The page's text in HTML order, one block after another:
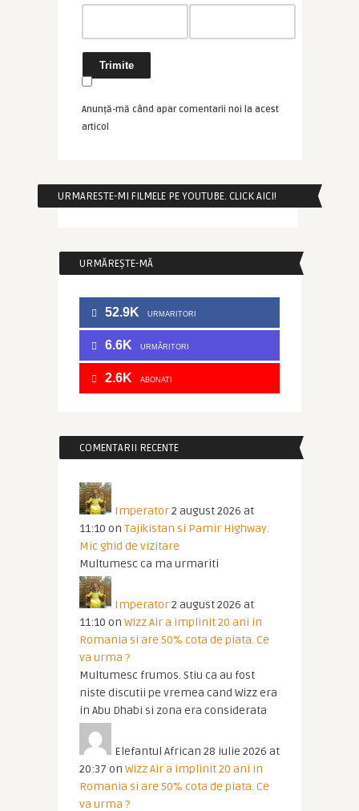
Anunță-mă când apar comentarii noi la acest
articol
URMARESTE-MI FILMELE PE YOUTUBE. CLICK AICI!
URMĂREȘTE-MĂ
52.9K URMARITORI
6.6K URMĂRITORI
2.6K ABONATI
COMENTARII RECENTE
Imperator2 august 2026 at
11:10 on Tajikistan si Pamir Highway.
Mic ghid de vizitare
Multumesc ca ma urmariti
Imperator2 august 2026 at
11:10 on Wizz Air a implinit 20 ani in
Romania si are 50% cota de piata. Ce
va urma ?
Multumesc frumos. Stiu ca au fost
niste discutii pe vremea cand Wizz era
in Abu Dhabi si zona era considerata
Elefantul African 28 iulie 2026 at
20:37 on Wizz Air a implinit 20 ani in
Romania si are 50% cota de piata. Ce
va urma ?